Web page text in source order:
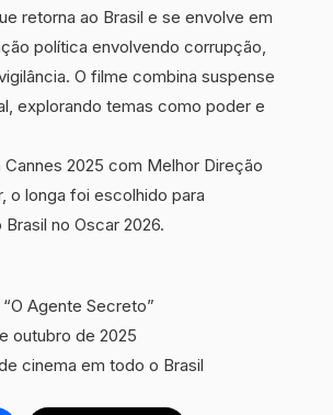
retorna ao Brasil e se envolve em
política envolvendo corrupção,
O filme combina suspense
explorando temas como poder e
Cannes 2025 com Melhor Direção
o longa foi escolhido para
no Oscar 2026.
“O Agente Secreto”
outubro de 2025
cinema em todo o Brasil